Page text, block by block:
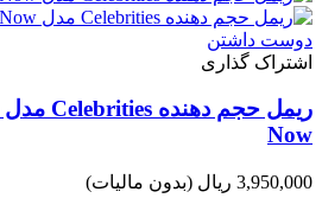
دوست داشتن
اشتراک گذاری
Now
3,950,000 ریال (بدون مالیات)